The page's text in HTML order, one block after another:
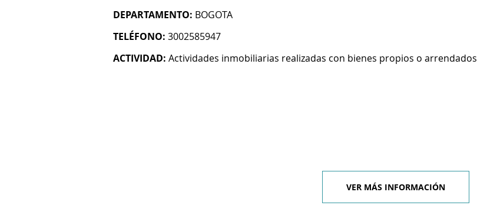
DEPARTAMENTO: BOGOTA
TELÉFONO: 3002585947
ACTIVIDAD: Actividades inmobiliarias realizadas con bienes propios o arrendados
VER MÁS INFORMACIÓN